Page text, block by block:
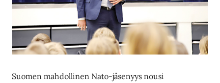
Suomen mahdollinen Nato-jäsenyys nousi